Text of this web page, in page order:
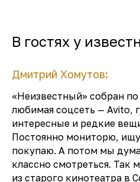
В гостях у
Дмитрий Хомутов:
«Неизвестный» собран
любимая соцсеть — Avito,
интересные и редкие
Постоянно мониторю,
покупаю. А потом мы
классно смотреться. Так
из старого кинотеатра в